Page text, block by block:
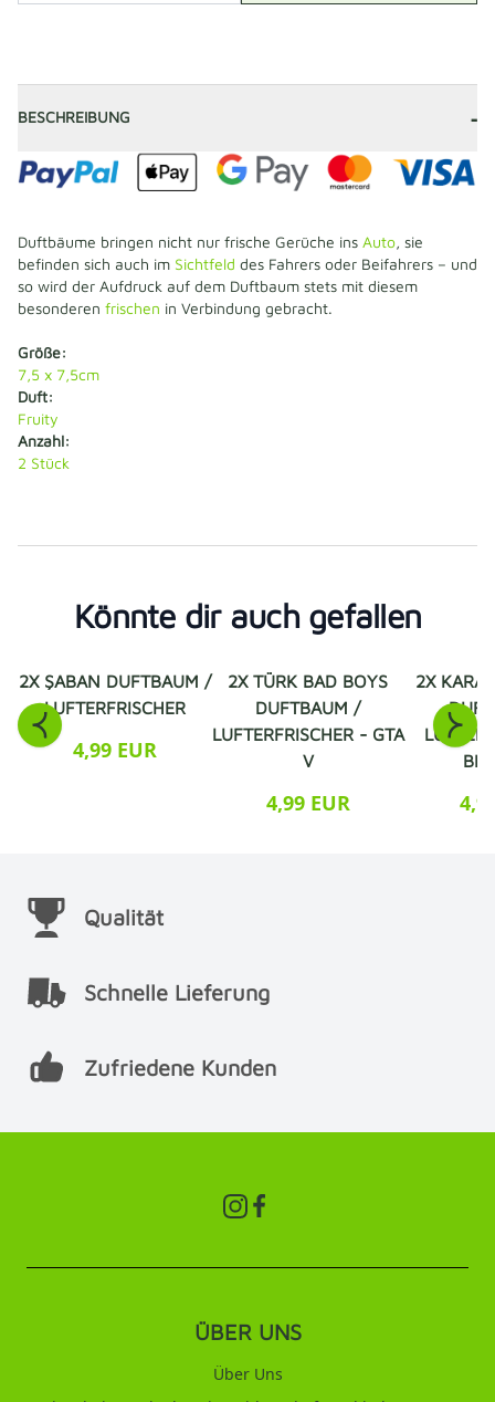
BESCHREIBUNG -
Duftbäume bringen nicht nur frische Gerüche ins Auto, sie
befinden sich auch im Sichtfeld des Fahrers oder Beifahrers – und
so wird der Aufdruck auf dem Duftbaum stets mit diesem
besonderen frischen in Verbindung gebracht.
Größe:
7,5 x 7,5cm
Duft:
Fruity
Anzahl:
2 Stück
Könnte dir auch gefallen
2X ŞABAN DUFTBAUM /
LUFTERFRISCHER
4,99 EUR
2X TÜRK BAD BOYS
DUFTBAUM /
LUFTERFRISCHER - GTA
V
4,99 EUR
2X KARA
Qualität
Schnelle Lieferung
Zufriedene Kunden
ÜBER UNS
Über Uns